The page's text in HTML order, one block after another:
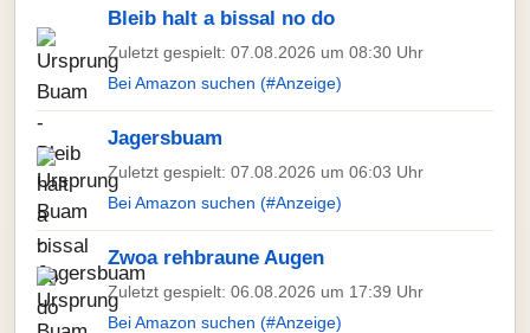
Bleib halt a bissal no do
Zuletzt gespielt: 07.08.2026 um 08:30 Uhr
Bei Amazon suchen (#Anzeige)
Jagersbuam
Zuletzt gespielt: 07.08.2026 um 06:03 Uhr
Bei Amazon suchen (#Anzeige)
Zwoa rehbraune Augen
Zuletzt gespielt: 06.08.2026 um 17:39 Uhr
Bei Amazon suchen (#Anzeige)